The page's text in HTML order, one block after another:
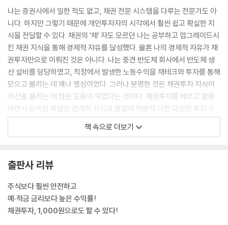
① 채권 직접투자의 특징
② 매수 또는 매도 단가로 호가 제시하기
③ 첫 번째 호가에 있는 잔량보다 더 많은 수량을 주문하면?
④ KRX 정보데이터시스템의 상장채권 발행정보
[Chapter 3] 경제적 자유의 도구 채권투자
1 채권으로 경제적 자유 자판기 만들기
2 돈 한 푼 없이도 큰 자본을 가진 것과 같은 효과를 내는 방법
[Chapter 4] 본격적인 채권투자 활용
① 채권 중도 매도 시 수익률 계산 방법
③ 풋옵션을 가진 채권 활용하기
2 다양한 채권 활용법
① 복리채
나는 증권사에서 일한 적도 없고, 채권 전문 시스템을 다루는 전문가도 아
니다. 하지만 그렇기 때문에 개인투자자의 시각에서 훨씬 쉽고 확실한 지
식을 전달할 수 있다. 채권의 ‘채’ 자도 모르던 나는 공부하고 업그레이드시
킨 채권 지식을 통해 경제적 자유를 달성했다. 물론 나의 경제적 자유가 채
권투자만으로 이뤄진 것은 아니다. 나는 중견 반도체 회사에서 반도체 생
산 설비를 담당하였고, 직장에서 발생한 노동수익을 재테크와 투자를 통해
모으고 불리는 데 꽤나 열심이었다. 그러나 분명한 것은 채권투자 지식이
자산을 불리는 데 많은 도움이 되었다는 것이다. 채권투자를 배우고 활용
하면서 습득한 폭넓은 경제적 지식과 통찰력 덕분에 다른 다양한 투자 수
단에서도 좋은 성과를 거둘 수 있었다.
다. 더 좋은 옷, 더 맛있는 음식, 더 고급 차, 더 넓은 집, 더 양호한 환경 등
우리의 욕망은 끊임없이 다음 단계의 무언가를 갈망한다. 욕망을 따르다
보면 끝없는 소비의 굴레 속에서 인생을 보내게 된다. 이러한 이유 때문에
아무리 돈을 많이 벌어도 실제 모이는 돈은 없고, 언제까지 일을 계속해야
하는지 또는 돈을 버는 목적이 무엇인지 모른 채로 끊임없이 생활에 필요
책 속으로 더보기
출판사 리뷰
주식보다 훨씬 안전하고
예·적금 금리보다 높은 수익률!
채권투자, 1,000원으로도 할 수 있다!